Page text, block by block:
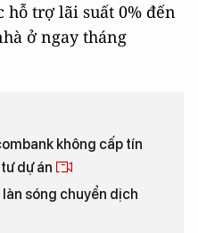
hỗ trợ lãi suất 0% đến
ở ngay tháng
không cấp tín
dự án
sóng chuyển dịch